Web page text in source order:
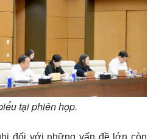
Thị trường
Tiêu dùng
Chứng khoán
tại phiên họp.